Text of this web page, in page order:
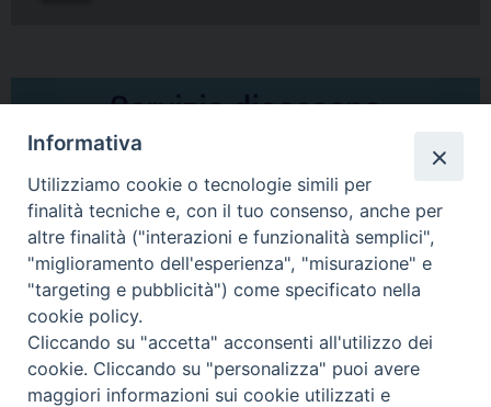
Comunicati Stampa
Il cordoglio dei Vescovi di Puglia per la morte di S.E.R. Mons. Agostino
Superbo
Nasce la Consulta Diocesana delle Aggregazioni Laicali di Castellaneta
Informativa
Utilizziamo cookie o tecnologie simili per
finalità tecniche e, con il tuo consenso, anche per
altre finalità ("interazioni e funzionalità semplici",
"miglioramento dell'esperienza", "misurazione" e
"targeting e pubblicità") come specificato nella
cookie policy.
Cliccando su "accetta" acconsenti all'utilizzo dei
cookie. Cliccando su "personalizza" puoi avere
maggiori informazioni sui cookie utilizzati e